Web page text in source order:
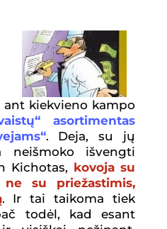
ant kiekvieno kampo
asortimentas
. Deja, su jų
neišmoko išvengti
Kichotas, kovoja su
ne su priežastimis,
. Ir tai taikoma tiek
todėl, kad esant